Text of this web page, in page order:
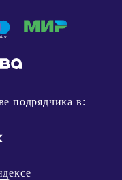
подрядчика в: